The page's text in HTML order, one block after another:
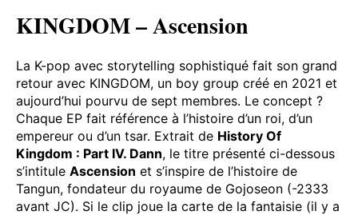
KINGDOM – Ascension
La K-pop avec storytelling sophistiqué fait son grand
retour avec KINGDOM, un boy group créé en 2021 et
aujourd’hui pourvu de sept membres. Le concept ?
Chaque EP fait référence à l’histoire d’un roi, d’un
empereur ou d’un tsar. Extrait de History Of
Kingdom : Part IV. Dann, le titre présenté ci-dessous
s’intitule Ascension et s’inspire de l’histoire de
Tangun, fondateur du royaume de Gojoseon (-2333
avant JC). Si le clip joue la carte de la fantaisie (il y a